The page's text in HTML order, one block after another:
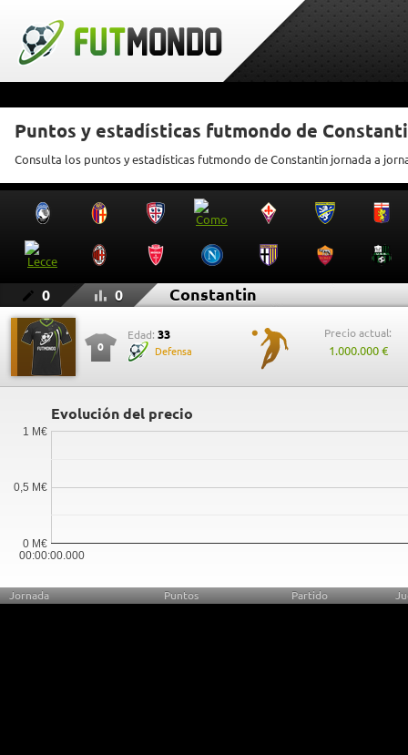
Puntos y estadísticas futmondo de
Consulta los puntos y estadísticas futmondo de Constantin jornada a
0 0 Constantin
0
Edad: 33
Defensa
Precio actual:
1.000.000 €
Evolución del precio
00:00:00.000
0 M€
0,5 M€
1 M€
Jornada Puntos Partido